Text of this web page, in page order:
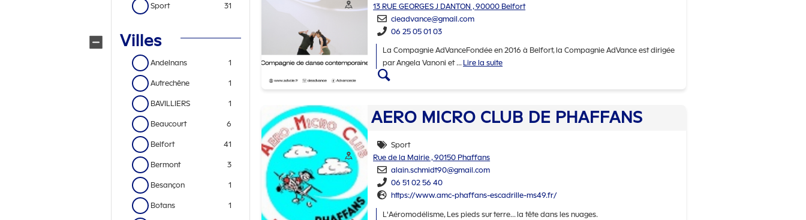
Sport
31
Villes
Andelnans
1
Autrechêne
1
BAVILLIERS
1
Beaucourt
6
Belfort
41
Bermont
3
Besançon
1
Botans
1
Adresse :
13 RUE GEORGES J DANTON , 90000 Belfort
cieadvance@gmail.com
06 25 05 01 03
La Compagnie AdVanceFondée en 2016 à Belfort, la Compagnie AdVance est dirigée
par Angela Vanoni et...Lire la suite
Accéder aux détails de ADVANCE CIE
AERO MICRO CLUB DE PHAFFANS
Thématiques
Sport
Adresse :
Rue de la Mairie , 90150 Phaffans
alain.schmidt90@gmail.com
06 51 02 56 40
https://www.amc-phaffans-escadrille-ms49.fr/
L'Aéromodélisme, Les pieds sur terre... la tête dans les nuages.